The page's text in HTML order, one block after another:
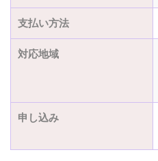
支払い方法
対応地域
申し込み